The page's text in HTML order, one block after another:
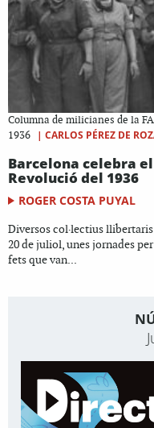
Columna de milicianes de la
1936
| CARLOS PÉREZ DE
Barcelona celebra
Revolució del 1936
ROGER COSTA PUYAL
Diversos col·lectius
20 de juliol, unes jornades
fets que van...